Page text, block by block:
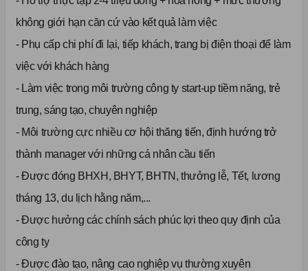
không giới hạn căn cứ vào kết quả làm việc
- Phụ cấp chi phí đi lại, tiếp khách, trang bị điện thoại để làm
việc với khách hàng
- Làm việc trong môi trường công ty start-up tiềm năng, trẻ
trung, sáng tạo, chuyên nghiệp
- Môi trường cực nhiều cơ hội thăng tiến, định hướng trở
thành manager với những cá nhân cầu tiến
- Được đóng BHXH, BHYT, BHTN, thưởng lễ, Tết, lương
tháng 13, du lịch hằng năm,...
- Được hưởng các chính sách phúc lợi theo quy định của
công ty
- Được đào tạo, nâng cao nghiệp vụ thường xuyên